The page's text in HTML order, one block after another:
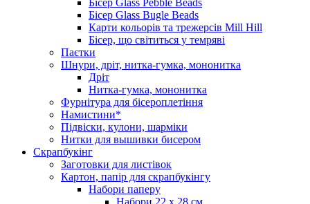
Бісер Glass Bugle Beads
Карти кольорів та трежерсів Mill Hill
Бісер, що світиться у темряві
Паєтки
Шнури, дріт, нитка-гумка, мононитка
Дріт
Нитка-гумка, мононитка
Фурнітура для бісероплетіння
Намистини*
Підвіски, кулони, шарміки
Нитки для вышивки бисером
Скрапбукінг
Заготовки для листівок
Картон, папір для скрапбукінгу
Набори паперу
Набори 22 х 28 см